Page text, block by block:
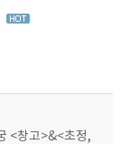
<창고>&<초정,